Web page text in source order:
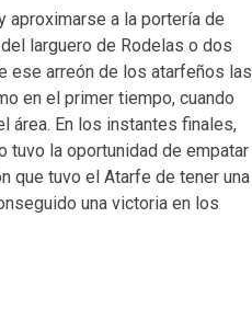
aproximarse a la portería de
larguero de Rodelas o dos
ese arreón de los atarfeños las
en el primer tiempo, cuando
área. En los instantes finales,
tuvo la oportunidad de empatar
que tuvo el Atarfe de tener una
una victoria en los